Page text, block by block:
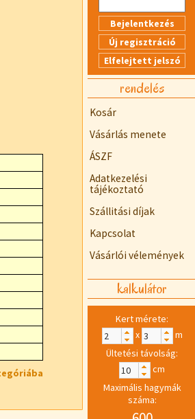
rendelés
Kosár
Vásárlás menete
ÁSZF
Adatkezelési
tájékoztató
Szállitási díjak
Kapcsolat
Vásárlói vélemények
kalkulátor
Kert mérete:
x
m
Ültetési távolság:
cm
Maximális hagymák
száma: